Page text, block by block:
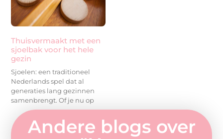
Thuisvermaakt met een
sjoelbak voor het hele
gezin
Sjoelen: een traditioneel
Nederlands spel dat al
generaties lang gezinnen
samenbrengt. Of je nu op
Andere blogs over